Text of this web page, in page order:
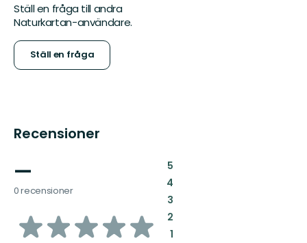
Ställ en fråga till andra
Naturkartan-användare.
Ställ en fråga
Recensioner
—
0 recensioner
av
5:
4:
3:
2:
1: